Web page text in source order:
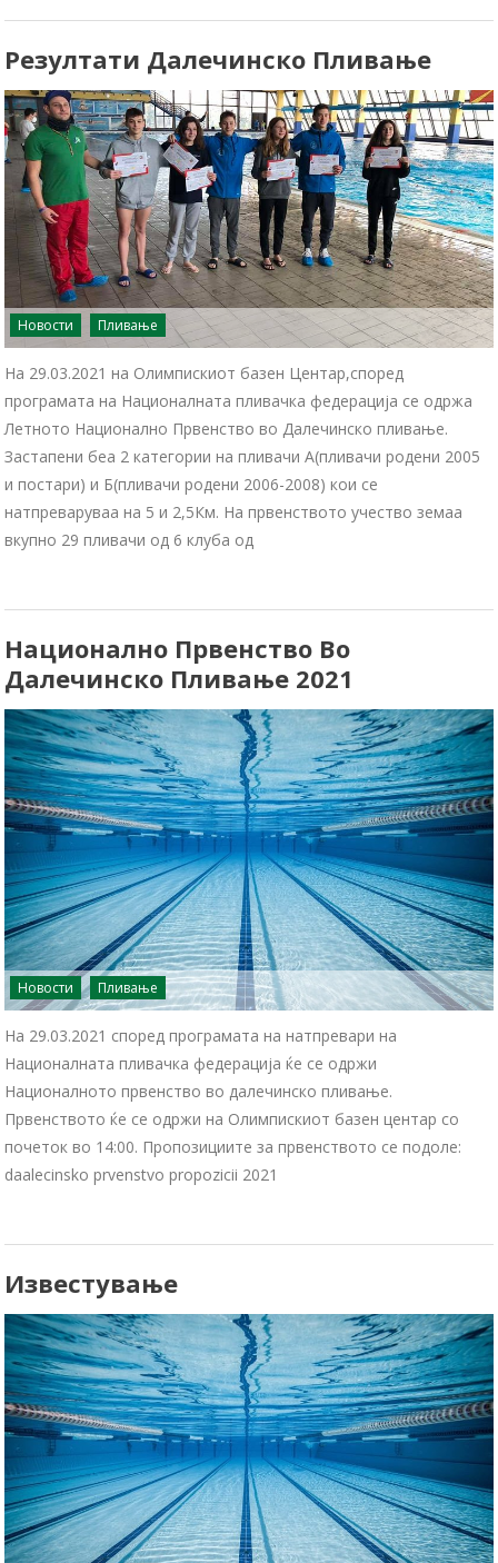
Резултати Далечинско Пливање
Новости Пливање
На 29.03.2021 на Олимпискиот базен Центар,според
програмата на Националната пливачка федерација се одржа
Летното Национално Првенство во Далечинско пливање.
Застапени беа 2 категории на пливачи А(пливачи родени 2005
и постари) и Б(пливачи родени 2006-2008) кои се
натпреваруваа на 5 и 2,5Км. На првенството учество земаа
вкупно 29 пливачи од 6 клуба од
Национално Првенство Во
Далечинско Пливање 2021
Новости Пливање
На 29.03.2021 според програмата на натпревари на
Националната пливачка федерација ќе се одржи
Националното првенство во далечинско пливање.
Првенството ќе се одржи на Олимпискиот базен центар со
почеток во 14:00. Пропозициите за првенството се подоле:
daalecinsko prvenstvo propozicii 2021
Известување